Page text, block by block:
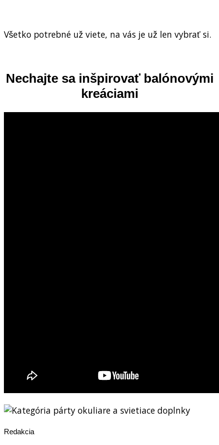
Všetko potrebné už viete, na vás je už len vybrať si.
Nechajte sa inšpirovať balónovými
kreáciami
Redakcia